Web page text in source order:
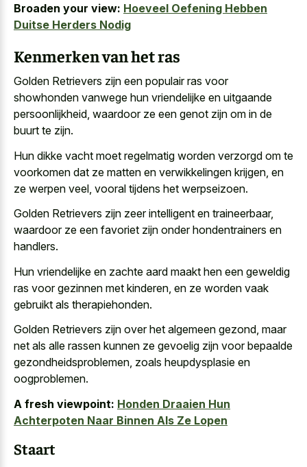
Broaden your view: Hoeveel Oefening Hebben
Duitse Herders Nodig
Kenmerken van het ras
Golden Retrievers zijn een populair ras voor
showhonden vanwege hun vriendelijke en uitgaande
persoonlijkheid, waardoor ze een genot zijn om in de
buurt te zijn.
Hun dikke vacht moet regelmatig worden verzorgd om te
voorkomen dat ze matten en verwikkelingen krijgen, en
ze werpen veel, vooral tijdens het werpseizoen.
Golden Retrievers zijn zeer intelligent en traineerbaar,
waardoor ze een favoriet zijn onder hondentrainers en
handlers.
Hun vriendelijke en zachte aard maakt hen een geweldig
ras voor gezinnen met kinderen, en ze worden vaak
gebruikt als therapiehonden.
Golden Retrievers zijn over het algemeen gezond, maar
net als alle rassen kunnen ze gevoelig zijn voor bepaalde
gezondheidsproblemen, zoals heupdysplasie en
oogproblemen.
A fresh viewpoint: Honden Draaien Hun
Achterpoten Naar Binnen Als Ze Lopen
Staart